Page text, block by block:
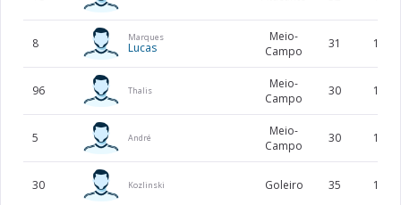
8 Marques
Lucas
Meio-
Campo
31 178
96 Thalis
Meio-
Campo
30 176
5 André
Meio-
Campo
30 183
30 Kozlinski Goleiro 35 191